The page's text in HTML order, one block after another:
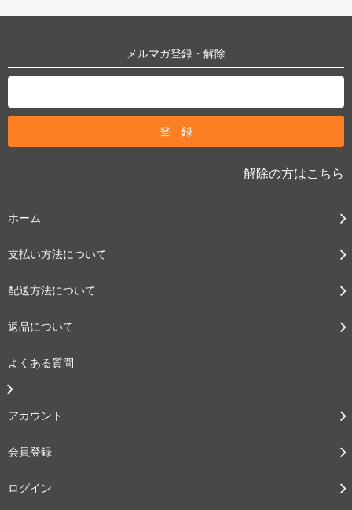
メルマガ登録・解除
解除の方はこちら
ホーム
支払い方法について
配送方法について
返品について
よくある質問
アカウント
会員登録
ログイン